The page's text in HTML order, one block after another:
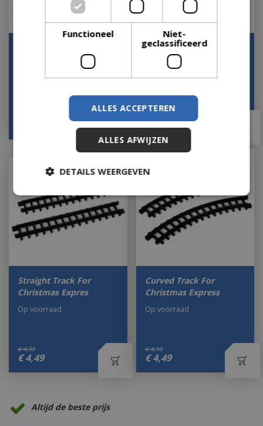
North Pole Railway
€71,99
Op voorraad
Straight Track For
Christmas Expres
€ 4,99
€ 4,49
Op voorraad
Curved Track For
Christmas Express
€ 4,99
€ 4,49
Op voorraad
Altijd de beste prijs
Functioneel
Niet-
geclassificeerd
ALLES ACCEPTEREN
ALLES AFWIJZEN
DETAILS WEERGEVEN